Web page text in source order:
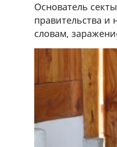
Основатель
правительства и
словам,